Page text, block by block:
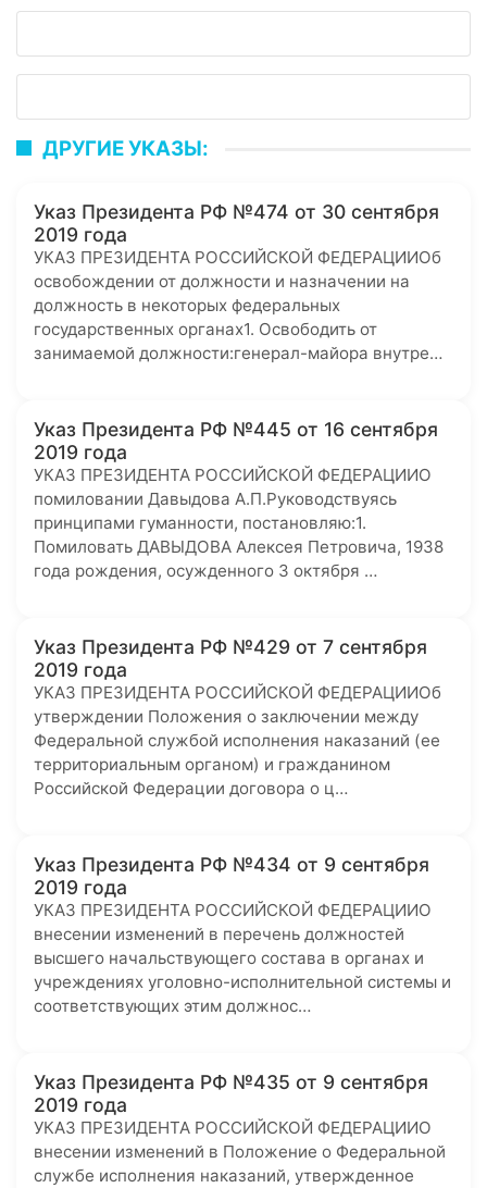
ДРУГИЕ УКАЗЫ:
Указ Президента РФ №474 от 30 сентября
2019 года
УКАЗ ПРЕЗИДЕНТА РОССИЙСКОЙ ФЕДЕРАЦИИОб
освобождении от должности и назначении на
должность в некоторых федеральных
государственных органах1. Освободить от
занимаемой должности:генерал-майора внутре…
Указ Президента РФ №445 от 16 сентября
2019 года
УКАЗ ПРЕЗИДЕНТА РОССИЙСКОЙ ФЕДЕРАЦИИО
помиловании Давыдова А.П.Руководствуясь
принципами гуманности, постановляю:1.
Помиловать ДАВЫДОВА Алексея Петровича, 1938
года рождения, осужденного 3 октября …
Указ Президента РФ №429 от 7 сентября
2019 года
УКАЗ ПРЕЗИДЕНТА РОССИЙСКОЙ ФЕДЕРАЦИИОб
утверждении Положения о заключении между
Федеральной службой исполнения наказаний (ее
территориальным органом) и гражданином
Российской Федерации договора о ц…
Указ Президента РФ №434 от 9 сентября
2019 года
УКАЗ ПРЕЗИДЕНТА РОССИЙСКОЙ ФЕДЕРАЦИИО
внесении изменений в перечень должностей
высшего начальствующего состава в органах и
учреждениях уголовно-исполнительной системы и
соответствующих этим должнос…
Указ Президента РФ №435 от 9 сентября
2019 года
УКАЗ ПРЕЗИДЕНТА РОССИЙСКОЙ ФЕДЕРАЦИИО
внесении изменений в Положение о Федеральной
службе исполнения наказаний, утвержденное